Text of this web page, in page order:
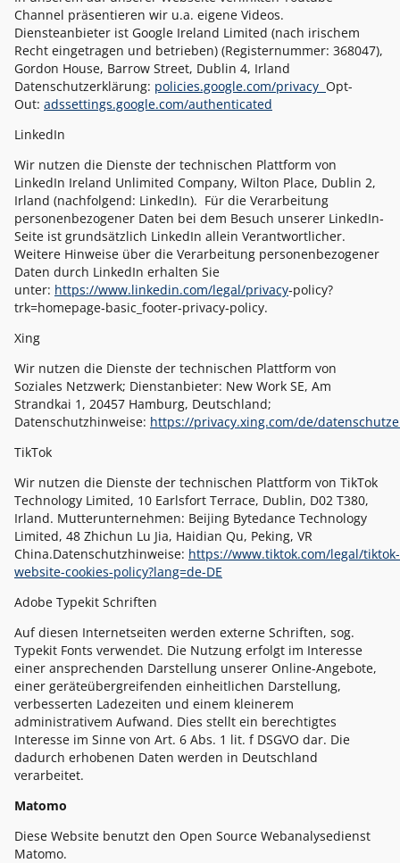
Channel präsentieren wir u.a. eigene Videos.
Diensteanbieter ist Google Ireland Limited (nach irischem
Recht eingetragen und betrieben) (Registernummer: 368047),
Gordon House, Barrow Street, Dublin 4, Irland
Datenschutzerklärung: policies.google.com/privacy Opt-
Out: adssettings.google.com/authenticated
LinkedIn
Wir nutzen die Dienste der technischen Plattform von
LinkedIn Ireland Unlimited Company, Wilton Place, Dublin 2,
Irland (nachfolgend: LinkedIn). Für die Verarbeitung
personenbezogener Daten bei dem Besuch unserer LinkedIn‐
Seite ist grundsätzlich LinkedIn allein Verantwortlicher.
Weitere Hinweise über die Verarbeitung personenbezogener
Daten durch LinkedIn erhalten Sie
unter: https://www.linkedin.com/legal/privacy‐policy?
trk=homepage‐basic_footer‐privacy‐policy.
Xing
Wir nutzen die Dienste der technischen Plattform von
Soziales Netzwerk; Dienstanbieter: New Work SE, Am
Strandkai 1, 20457 Hamburg, Deutschland;
Datenschutzhinweise: https://privacy.xing.com/de/
TikTok
Wir nutzen die Dienste der technischen Plattform von TikTok
Technology Limited, 10 Earlsfort Terrace, Dublin, D02 T380,
Irland. Mutterunternehmen: Beijing Bytedance Technology
Limited, 48 Zhichun Lu Jia, Haidian Qu, Peking, VR
China.Datenschutzhinweise: https://www.tiktok.com/legal/tiktok-
website-cookies-policy?lang=de-DE
Adobe Typekit Schriften
Auf diesen Internetseiten werden externe Schriften, sog.
Typekit Fonts verwendet. Die Nutzung erfolgt im Interesse
einer ansprechenden Darstellung unserer Online-Angebote,
einer geräteübergreifenden einheitlichen Darstellung,
verbesserten Ladezeiten und einem kleinerem
administrativem Aufwand. Dies stellt ein berechtigtes
Interesse im Sinne von Art. 6 Abs. 1 lit. f DSGVO dar. Die
dadurch erhobenen Daten werden in Deutschland
verarbeitet.
Matomo
Diese Website benutzt den Open Source Webanalysedienst
Matomo.